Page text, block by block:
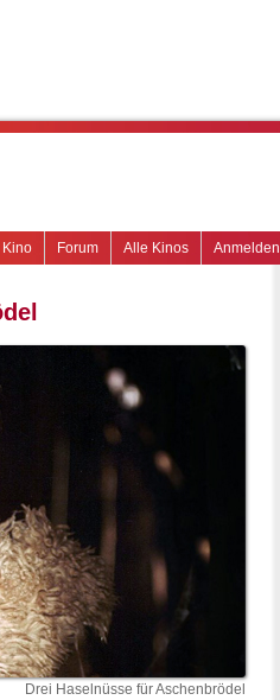
Anmelden
Alle Kinos
Forum
Kino
Drei Haselnüsse für Aschenbrödel